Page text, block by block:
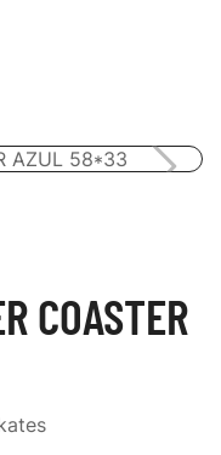
COASTER